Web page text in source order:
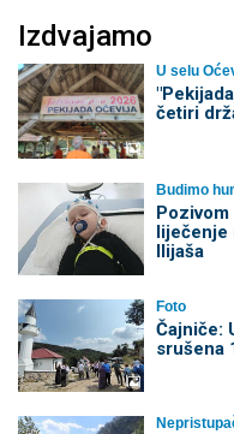
Izdvajamo
U selu
četiri
Budimo
liječenje
Ilijaša
Foto
Čajniče:
srušena